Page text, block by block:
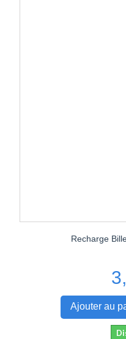
Recharge
Ajouter au